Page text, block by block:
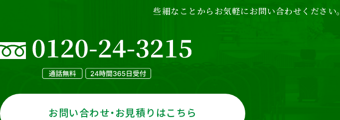
些細なことからお気軽にお問い合わせください。
お問い合わせ・お見積りはこちら